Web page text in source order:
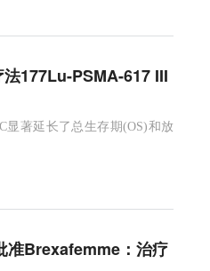
177Lu-PSMA-617 III
显著延长了总生存期(OS)和放
准Brexafemme：治疗